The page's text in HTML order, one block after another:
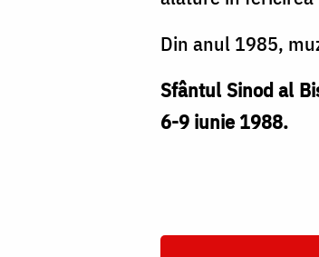
Din anul 1985,
Sfântul Sinod al
6-9 iunie 1988.